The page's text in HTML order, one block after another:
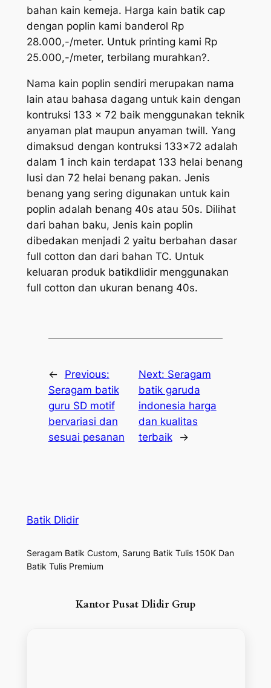
bahan kain kemeja. Harga kain batik cap
dengan poplin kami banderol Rp
28.000,-/meter. Untuk printing kami Rp
25.000,-/meter, terbilang murahkan?.
Nama kain poplin sendiri merupakan nama
lain atau bahasa dagang untuk kain dengan
kontruksi 133 x 72 baik menggunakan teknik
anyaman plat maupun anyaman twill. Yang
dimaksud dengan kontruksi 133×72 adalah
dalam 1 inch kain terdapat 133 helai benang
lusi dan 72 helai benang pakan. Jenis
benang yang sering digunakan untuk kain
poplin adalah benang 40s atau 50s. Dilihat
dari bahan baku, Jenis kain poplin
dibedakan menjadi 2 yaitu berbahan dasar
full cotton dan dari bahan TC. Untuk
keluaran produk batikdlidir menggunakan
full cotton dan ukuran benang 40s.
←
Previous:
Seragam batik
guru SD motif
bervariasi dan
sesuai pesanan
Next: Seragam
batik garuda
indonesia harga
dan kualitas
terbaik
→
Batik Dlidir
Seragam Batik Custom, Sarung Batik Tulis 150K Dan
Batik Tulis Premium
Kantor Pusat Dlidir Grup